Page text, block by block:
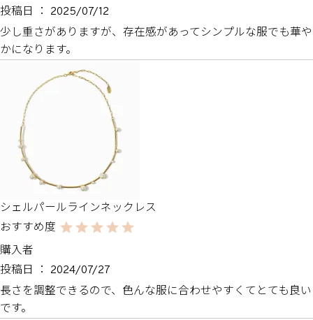
投稿日
2025/07/12
少し重さがありますが、存在感があってシンプルな服でも華や
かになります。
シェルパールラインネックレス
購入者
投稿日
2024/07/27
長さを調整できるので、色んな服に合わせやすくてとても良い
です。